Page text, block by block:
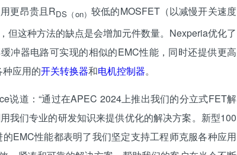
更昂贵且RDS（on） 较低的MOSFET（以减慢开关速度
这种方法的缺点是会增加元件数量。Nexperia优化了
冲器电路可实现的相似的EMC性能，同时还提供更高
应用的开关转换器和电机控制器。
道：“通过在APEC 2024上推出我们的分立式FET解
我们专业的研发知识来提供优化的解决方案。新型100
EMC性能都表明了我们坚定支持工程师克服各种应用